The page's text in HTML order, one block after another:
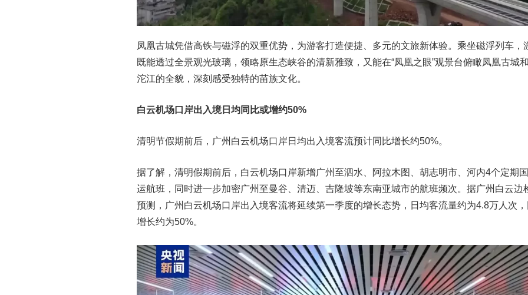
凤凰古城凭借高铁与磁浮的双重优势，为游客打造便捷、多元的文旅新体验。乘坐磁浮列车，
既能透过全景观光玻璃，领略原生态峡谷的清新雅致，又能在“凤凰之眼”观景台俯瞰凤凰古城
沱江的全貌，深刻感受独特的苗族文化。
白云机场口岸出入境日均同比或增约50%
清明节假期前后，广州白云机场口岸日均出入境客流预计同比增长约50%。
据了解，清明假期前后，白云机场口岸新增广州至泗水、阿拉木图、胡志明市、河内4个定期
运航班，同时进一步加密广州至曼谷、清迈、吉隆坡等东南亚城市的航班频次。据广州白云边
预测，广州白云机场口岸出入境客流将延续第一季度的增长态势，日均客流量约为4.8万人次
增长约为50%。